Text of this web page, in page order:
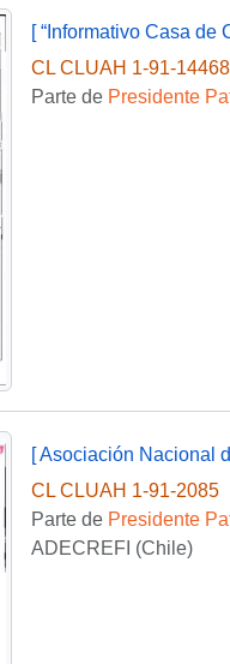
[ “Informativo Casa de
CL CLUAH 1-91-14468
Parte de Presidente
CL CLUAH 1-91-2085
Parte de Presidente
ADECREFI (Chile)